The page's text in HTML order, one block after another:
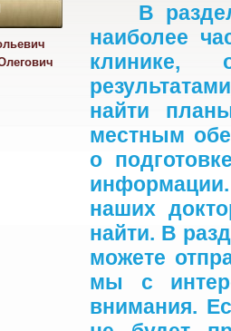
В
наиболее
клинике,
найти
местным
о
наших
найти. В
можете
мы с
внимания.